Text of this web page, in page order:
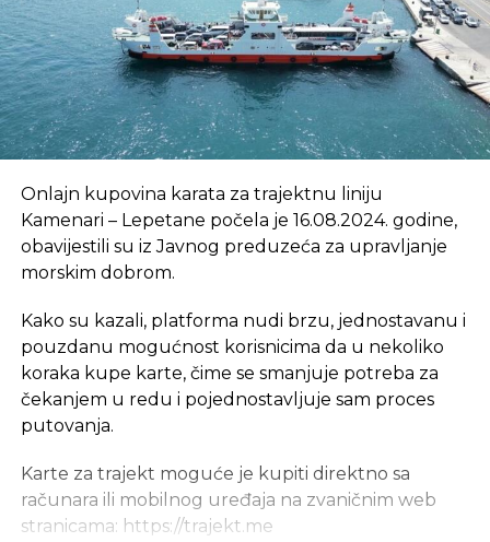
Onlajn kupovina karata za trajektnu liniju
Kamenari – Lepetane počela je 16.08.2024. godine,
obavijestili su iz Javnog preduzeća za upravljanje
morskim dobrom.
Kako su kazali, platforma nudi brzu, jednostavanu i
pouzdanu mogućnost korisnicima da u nekoliko
koraka kupe karte, čime se smanjuje potreba za
čekanjem u redu i pojednostavljuje sam proces
putovanja.
Karte za trajekt moguće je kupiti direktno sa
računara ili mobilnog uređaja na zvaničnim web
stranicama: https://trajekt.me